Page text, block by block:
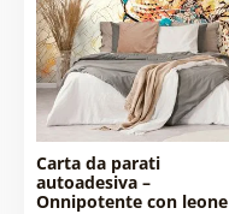
Carta da parati
autoadesiva –
Onnipotente con leone